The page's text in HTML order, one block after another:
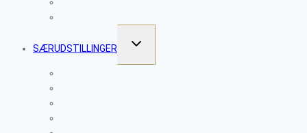
SÆRUDSTILLINGER
SKIFT